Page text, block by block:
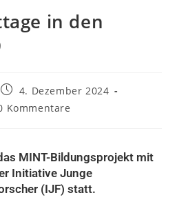
in den
4. Dezember 2024
Kommentare
MINT-Bildungsprojekt mit
Initiative Junge
(IJF) statt.